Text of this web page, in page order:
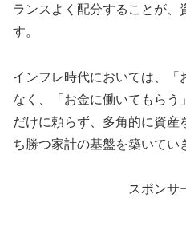
ランスよく配分することが、
す。
インフレ時代においては、「
なく、「お金に働いてもらう
だけに頼らず、多角的に資
ち勝つ家計の基盤を築いてい
スポンサ